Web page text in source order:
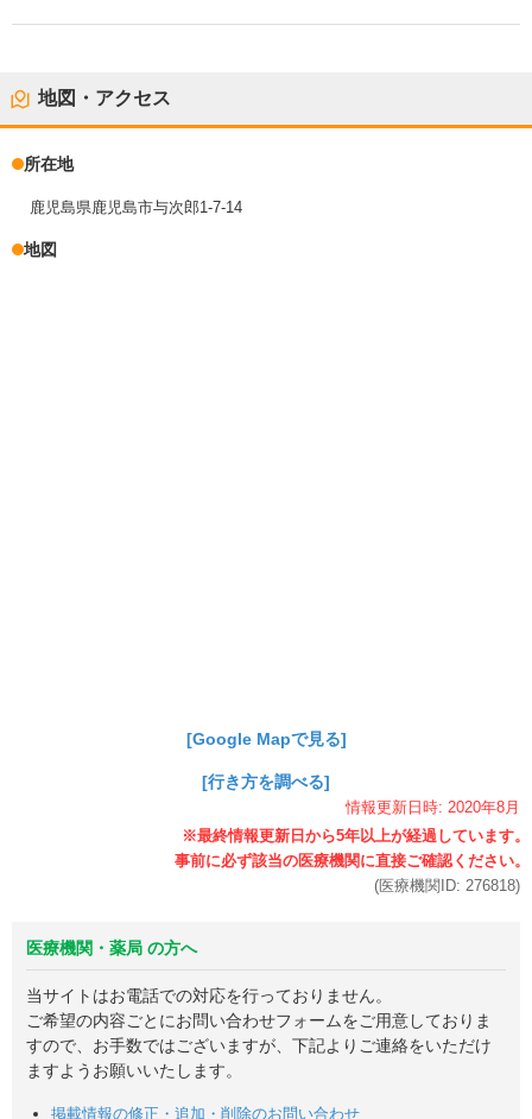
地図・アクセス
所在地
鹿児島県鹿児島市与次郎1-7-14
地図
[Google Mapで見る]
[行き方を調べる]
情報更新日時: 2020年8月
(医療機関ID: 276818)
医療機関・薬局 の方へ
当サイトはお電話での対応を行っておりません。
ご希望の内容ごとにお問い合わせフォームをご用意しておりま
すので、お手数ではございますが、下記よりご連絡をいただけ
ますようお願いいたします。
掲載情報の修正・追加・削除のお問い合わせ